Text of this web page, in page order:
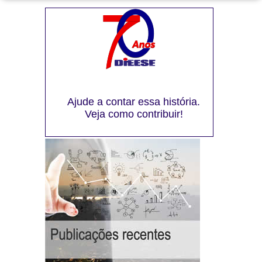
Ajude a contar essa história.
Veja como contribuir!